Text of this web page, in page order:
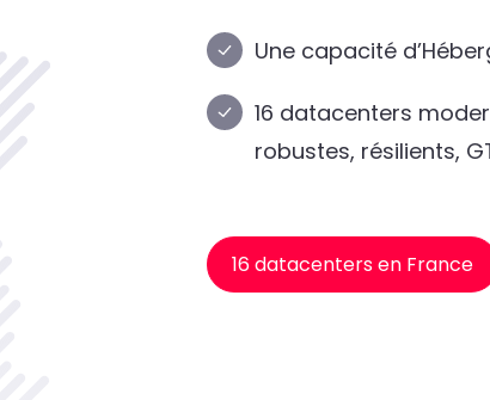
Une capacité
16 datacenters
robustes, résilients,
16 datacenters en France